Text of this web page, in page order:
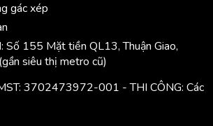
gác xép
Số 155 Mặt tiền QL13, Thuận Giao,
siêu thị metro cũ)
3702473972-001 - THI CÔNG: Các